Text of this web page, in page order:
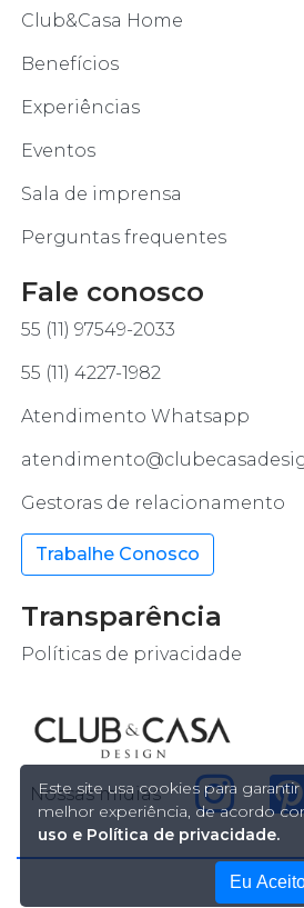
Club&Casa Home
Benefícios
Experiências
Eventos
Sala de imprensa
Perguntas frequentes
Fale conosco
55 (11) 97549-2033
55 (11) 4227-1982
Atendimento Whatsapp
Gestoras de relacionamento
Trabalhe Conosco
Transparência
Políticas de privacidade
Nossas mídias
Este site usa cookies para
melhor experiência, de acordo
uso e Política de privacidade.
Eu